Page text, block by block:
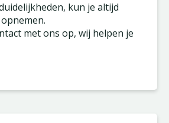
kun je altijd
met ons op, wij helpen je